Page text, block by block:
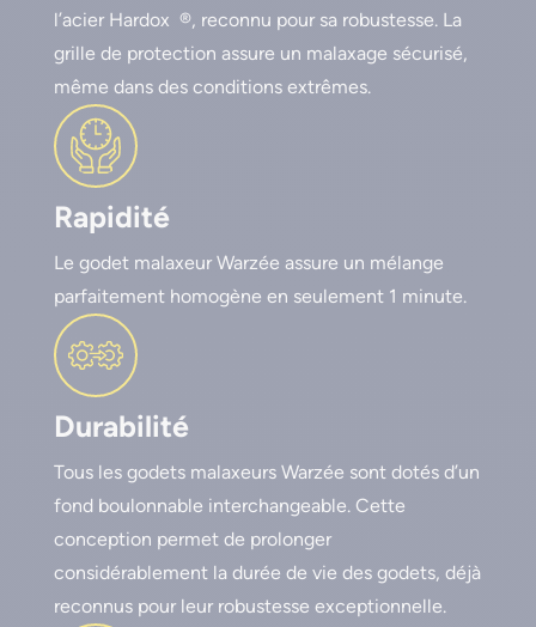
l’acier Hardox ®, reconnu pour sa robustesse. La
grille de protection assure un malaxage sécurisé,
même dans des conditions extrêmes.
Rapidité
Le godet malaxeur Warzée assure un mélange
parfaitement homogène en seulement 1 minute.
Durabilité
Tous les godets malaxeurs Warzée sont dotés d’un
fond boulonnable interchangeable. Cette
conception permet de prolonger
considérablement la durée de vie des godets, déjà
reconnus pour leur robustesse exceptionnelle.